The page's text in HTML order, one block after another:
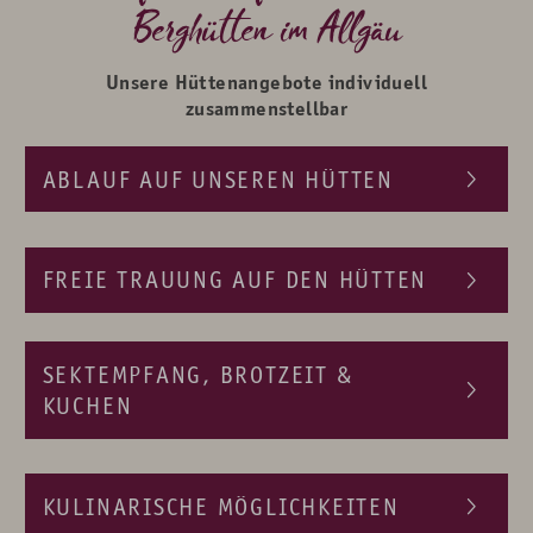
Berghütten im Allgäu
Unsere Hüttenangebote individuell
zusammenstellbar
ABLAUF AUF UNSEREN HÜTTEN
FREIE TRAUUNG AUF DEN HÜTTEN
Rohrkopfhütte am Tegelberg
SEKTEMPFANG, BROTZEIT &
KUCHEN
KULINARISCHE MÖGLICHKEITEN